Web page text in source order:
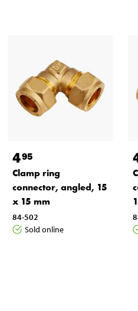
495
Clamp ring
connector, angled, 15
x 15 mm
84-502
Sold online